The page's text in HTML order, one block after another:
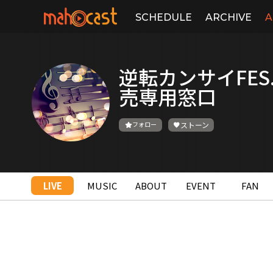
SCHEDULE ARCHIVE
逆転カンサイ
売専用窓口
フォロー ストーン
LIVE MUSIC ABOUT EVENT FAN